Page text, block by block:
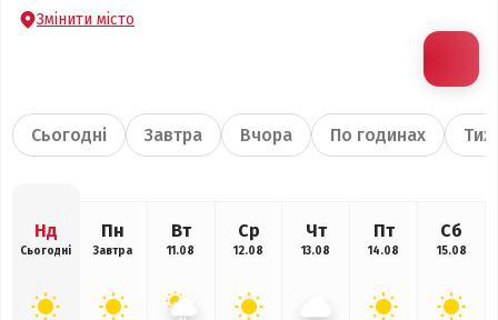
Змінити місто
Сьогодні Завтра Вчора По годинах
Нд
Сьогодні
Пн
Завтра
Вт
11.08
Ср
12.08
Чт
13.08
Пт
14.08
Сб
15.08